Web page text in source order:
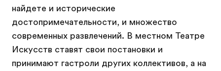
найдете и исторические
достопримечательности, и множество
современных развлечений. В местном Театре
Искусств ставят свои постановки и
принимают гастроли других коллективов, а на